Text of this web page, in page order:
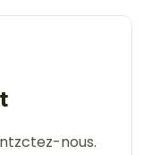
nous.